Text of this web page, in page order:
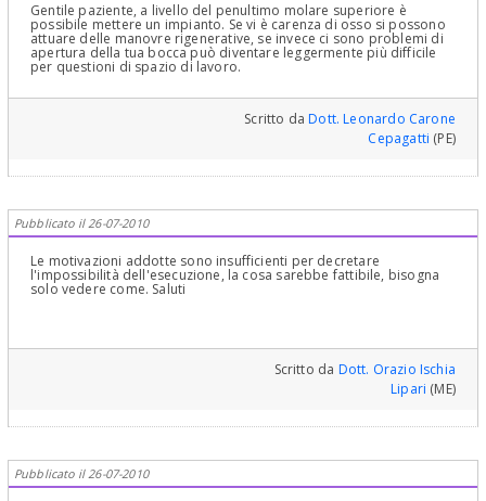
Gentile paziente, a livello del penultimo molare superiore è
possibile mettere un impianto. Se vi è carenza di osso si possono
attuare delle manovre rigenerative, se invece ci sono problemi di
apertura della tua bocca può diventare leggermente più difficile
per questioni di spazio di lavoro.
Scritto daDott. Leonardo Carone
Cepagatti (PE)
Pubblicato il 26-07-2010
Le motivazioni addotte sono insufficienti per decretare
l'impossibilità dell'esecuzione, la cosa sarebbe fattibile, bisogna
solo vedere come. Saluti
Scritto da Dott. Orazio Ischia
Lipari (ME)
Pubblicato il 26-07-2010